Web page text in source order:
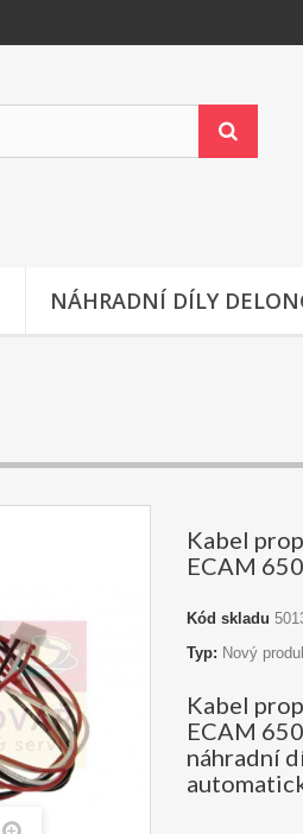
NÁHRADNÍ DÍLY
Kabel
ECAM
Kód skladu
Typ: Nový
Kabel
ECAM
náhradní